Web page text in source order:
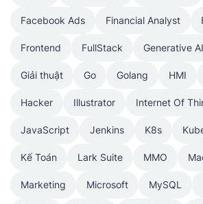
Facebook Ads Financial Analyst
Frontend FullStack Generative AI
Giải thuật Go Golang HMI
Hacker Illustrator Internet Of
JavaScript Jenkins K8s
Kế Toán Lark Suite MMO
Marketing Microsoft MySQL